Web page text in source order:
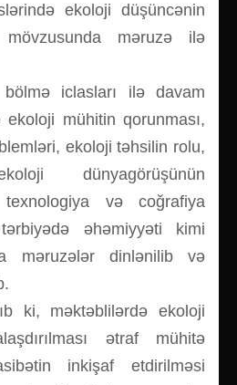
ekoloji düşüncənin
mövzusunda məruzə ilə
iclasları ilə davam
mühitin qorunması,
ekoloji təhsilin rolu,
dünyagörüşünün
texnologiya və coğrafiya
əhəmiyyəti kimi
məruzələr dinlənilib və
ki, məktəblilərdə ekoloji
ətraf mühitə
inkişaf etdirilməsi